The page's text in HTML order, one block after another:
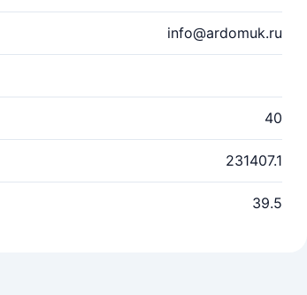
info@ardomuk.ru
40
231407.1
39.5